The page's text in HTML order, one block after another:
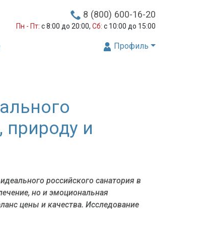
8 (800) 600-16-20
Пн - Пт: с 8:00 до 20:00, Сб: с 10:00 до 15:00
Профиль
природу и
российского санатория в
но и эмоциональная
цены и качества. Исследование